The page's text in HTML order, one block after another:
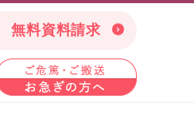
無料資料請求